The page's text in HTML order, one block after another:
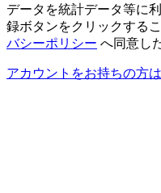
データを統計データ等に
録ボタンをクリックする
バシーポリシー へ同意し
アカウントをお持ちの方